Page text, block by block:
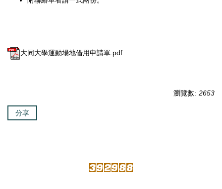
大同大學運動場地借用申請單.pdf
瀏覽數: 2653
分享